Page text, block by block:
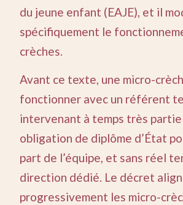
du jeune enfant (EAJE), et il
spécifiquement le
crèches.
Avant ce texte, une micro-
fonctionner avec un référent
intervenant à temps très
obligation de diplôme d’État
part de l’équipe, et sans réel
direction dédié. Le décret
progressivement les micro-